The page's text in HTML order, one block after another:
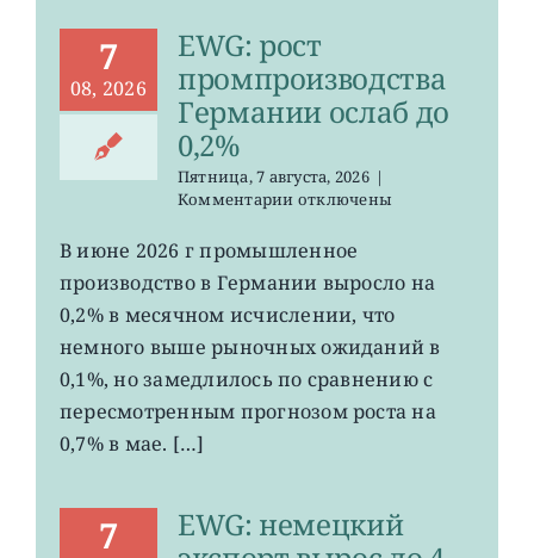
7
08, 2026
EWG: рост
промпроизводства
Германии ослаб до
0,2%
Пятница, 7 августа, 2026 |
Комментариик
EWG:
рост
промпроизводства
Германии
до
0,2%
отключены
В июне 2026 г промышленное
производство в Германии выросло на
0,2% в месячном исчислении, что
немного выше рыночных ожиданий в
0,1%, но замедлилось по сравнению с
пересмотренным прогнозом роста на
0,7% в мае. […]
7
EWG: немецкий